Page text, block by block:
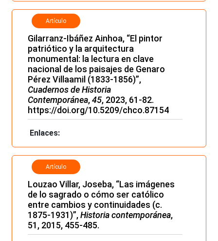
Artículo
Gilarranz-Ibáñez Ainhoa, “El pintor
patriótico y la arquitectura
monumental: la lectura en clave
nacional de los paisajes de Genaro
Pérez Villaamil (1833-1856)”,
Cuadernos de Historia
Contemporánea,45, 2023, 61-82.
https://doi.org/10.5209/chco.87154
Enlaces:
Artículo
Louzao Villar, Joseba, “Las imágenes
de lo sagrado o cómo ser católico
entre cambios y continuidades (c.
1875-1931)”,Historia contemporánea,
51, 2015, 455-485.